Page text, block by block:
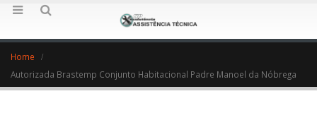
Home
Autorizada Brastemp Conjunto Habitacional Padre Manoel da Nóbrega